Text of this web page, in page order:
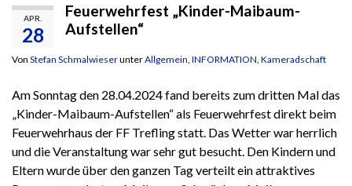
APR.
28
Feuerwehrfest „Kinder-Maibaum-
Aufstellen“
Von Stefan SchmalwieserunterAllgemein INFORMATION Kameradschaft
Am Sonntag den 28.04.2024 fand bereits zum dritten Mal das
„Kinder-Maibaum-Aufstellen“ als Feuerwehrfest direkt beim
Feuerwehrhaus der FF Trefling statt. Das Wetter war herrlich
und die Veranstaltung war sehr gut besucht. Den Kindern und
Eltern wurde über den ganzen Tag verteilt ein attraktives